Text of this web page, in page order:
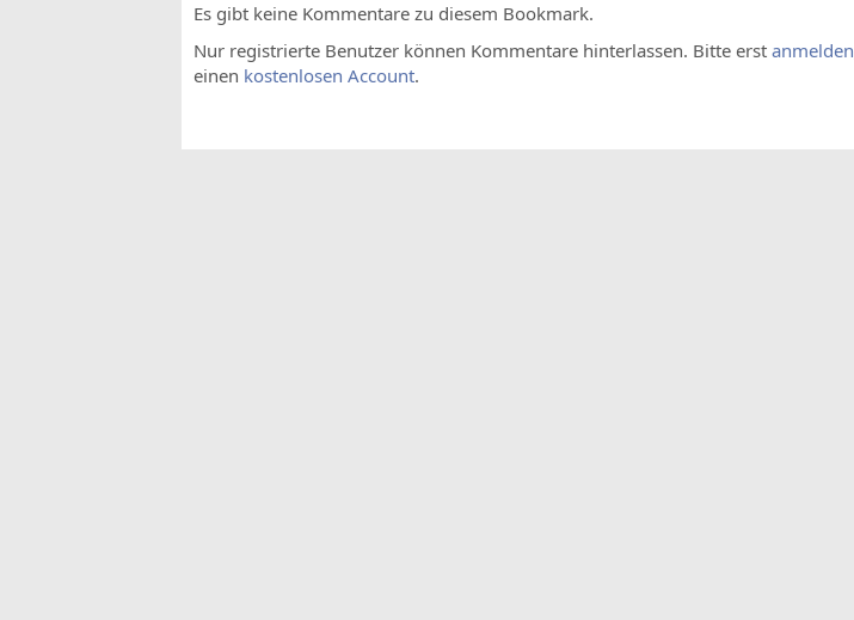
Es gibt keine Kommentare zu diesem Bookmark.
Nur registrierte Benutzer können Kommentare hinterlassen. Bitte erst anmelden
einen kostenlosen Account.